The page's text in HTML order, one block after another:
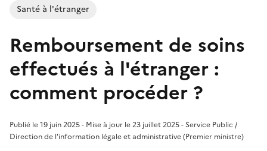
Santé à l'étranger
Remboursement de soins
effectués à l'étranger :
comment procéder ?
Publié le 19 juin 2025 - Mise à jour le 23 juillet 2025 - Service Public /
Direction de l'information légale et administrative (Premier ministre)